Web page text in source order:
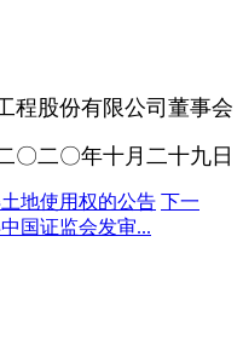
程股份有限公司董事会
〇二〇年十月二十九日
地使用权的公告 下一
国证监会发审...